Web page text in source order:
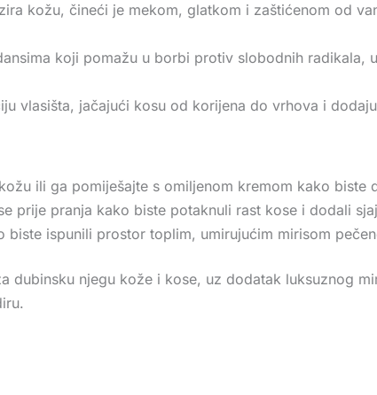
kožu, čineći je mekom, glatkom i zaštićenom od
koji pomažu u borbi protiv slobodnih radikala,
vlasišta, jačajući kosu od korijena do vrhova i
ili ga pomiješajte s omiljenom kremom kako
prije pranja kako biste potaknuli rast kose i dodali
ispunili prostor toplim, umirujućim mirisom
dubinsku njegu kože i kose, uz dodatak luksuznog